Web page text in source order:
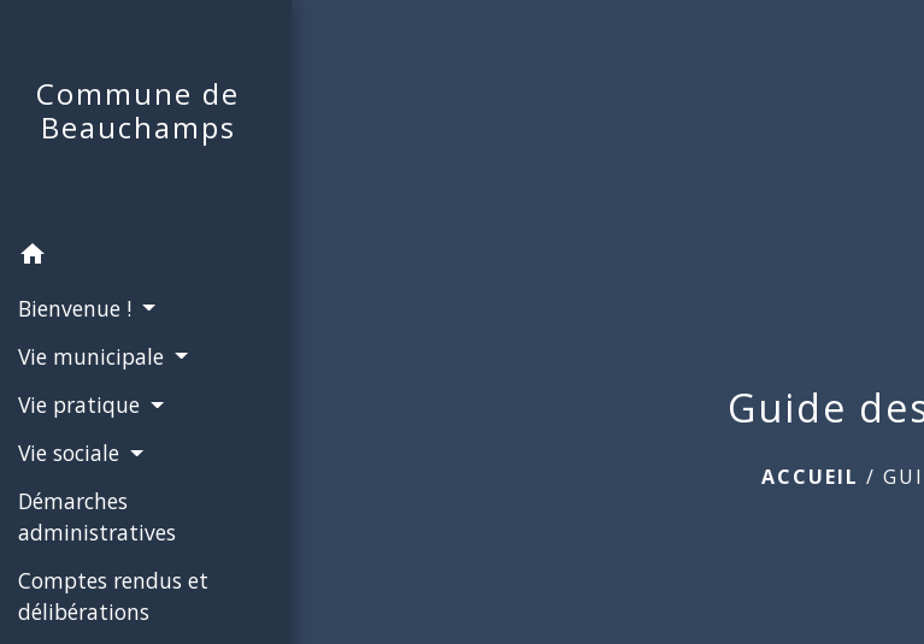
Commune de
Beauchamps
home
Bienvenue !
Vie municipale
Vie pratique
Vie sociale
Démarches
administratives
Comptes rendus et
délibérations
Guide
ACCUEIL /